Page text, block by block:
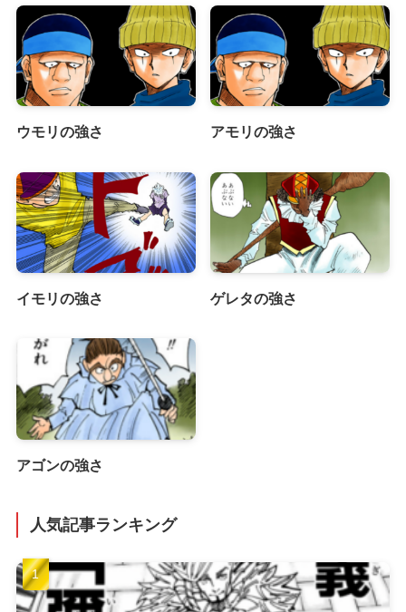
ウモリの強さ アモリの強さ
イモリの強さ ゲレタの強さ
アゴンの強さ
人気記事ランキング